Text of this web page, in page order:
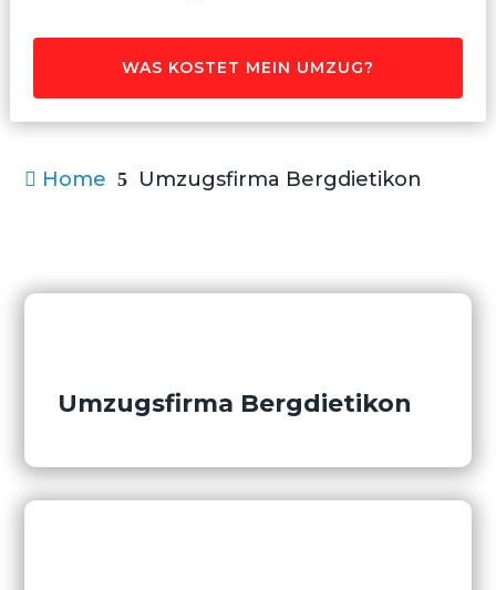
WAS KOSTET MEIN UMZUG?
 Home 5 Umzugsfirma Bergdietikon
Umzugsfirma Bergdietikon